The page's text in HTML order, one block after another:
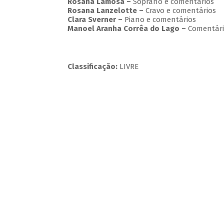
Rosana Lanzelotte – Cravo e comentários
Clara Sverner – Piano e comentários
Manoel Aranha Corrêa do Lago –
Classificação:LIVRE